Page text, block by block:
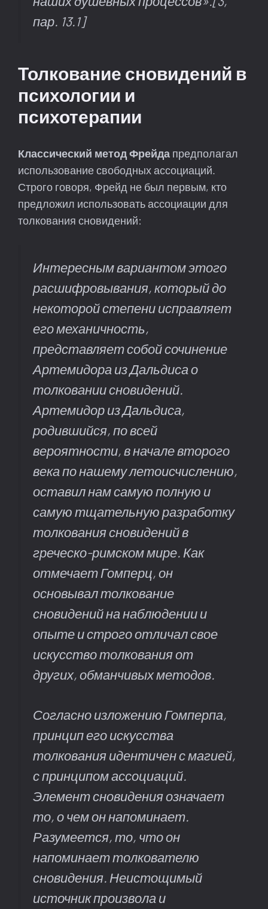
пар. 13.1]
Толкование сновидений в
психологии и
психотерапии
Классический метод Фрейда предполагал
использование свободных ассоциаций.
Строго говоря, Фрейд не был первым, кто
предложил использовать ассоциации для
толкования сновидений:
Интересным вариантом этого
расшифровывания, который до
некоторой степени исправляет
его механичность,
представляет собой сочинение
Артемидора из Дальдиса о
толковании сновидений.
Артемидор из Дальдиса,
родившийся, по всей
вероятности, в начале второго
века по нашему летоисчислению,
оставил нам самую полную и
самую тщательную разработку
толкования сновидений в
греческо-римском мире. Как
отмечает Гомперц, он
основывал толкование
сновидений на наблюдении и
опыте и строго отличал свое
искусство толкования от
других, обманчивых методов.
Согласно изложению Гомперпа,
принцип его искусства
толкования идентичен с магией,
с принципом ассоциаций.
Элемент сновидения означает
то, о чем он напоминает.
Разумеется, то, что он
напоминает толкователю
сновидения. Неистощимый
источник произвола и